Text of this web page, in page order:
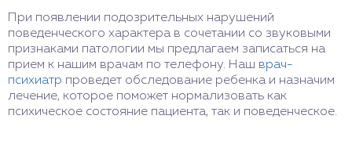
При появлении подозрительных нарушений
поведенческого характера в сочетании со звуковыми
признаками патологии мы предлагаем записаться на
прием к нашим врачам по телефону. Наш врач-
психиатр проведет обследование ребенка и назначим
лечение, которое поможет нормализовать как
психическое состояние пациента, так и поведенческое.